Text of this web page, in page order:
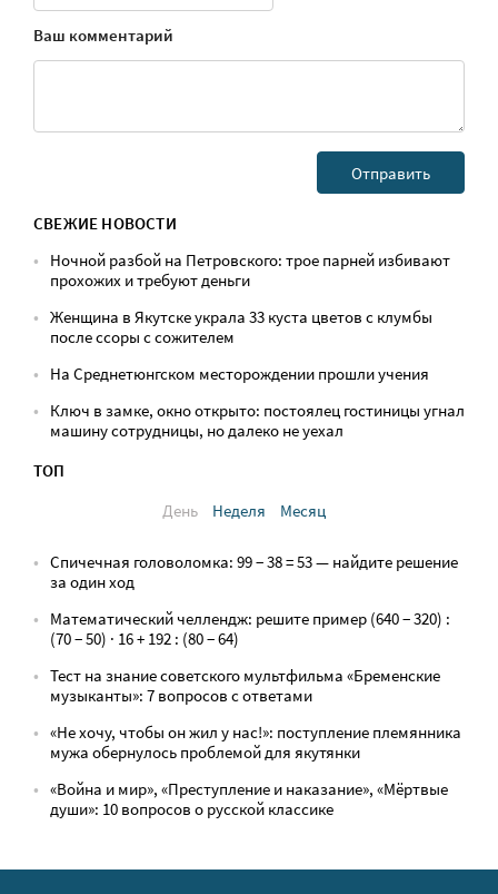
Ваш комментарий
СВЕЖИЕ НОВОСТИ
Ночной разбой на Петровского: трое парней избивают
прохожих и требуют деньги
Женщина в Якутске украла 33 куста цветов с клумбы
после ссоры с сожителем
На Среднетюнгском месторождении прошли учения
Ключ в замке, окно открыто: постоялец гостиницы угнал
машину сотрудницы, но далеко не уехал
ТОП
День
Неделя Месяц
Спичечная головоломка: 99 − 38 = 53 — найдите решение
за один ход
Математический челлендж: решите пример (640 − 320) :
(70 − 50) · 16 + 192 : (80 − 64)
Тест на знание советского мультфильма «Бременские
музыканты»: 7 вопросов с ответами
«Не хочу, чтобы он жил у нас!»: поступление племянника
мужа обернулось проблемой для якутянки
«Война и мир», «Преступление и наказание», «Мёртвые
души»: 10 вопросов о русской классике